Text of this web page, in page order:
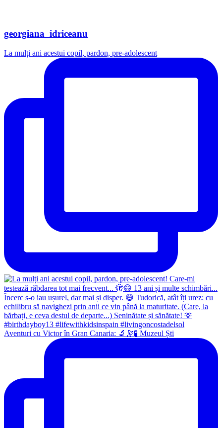
georgiana_idriceanu
La mulți ani acestui copil, pardon, pre-adolescent
Aventuri cu Victor în Gran Canaria: 🔬🔭🧪 Muzeul Ști